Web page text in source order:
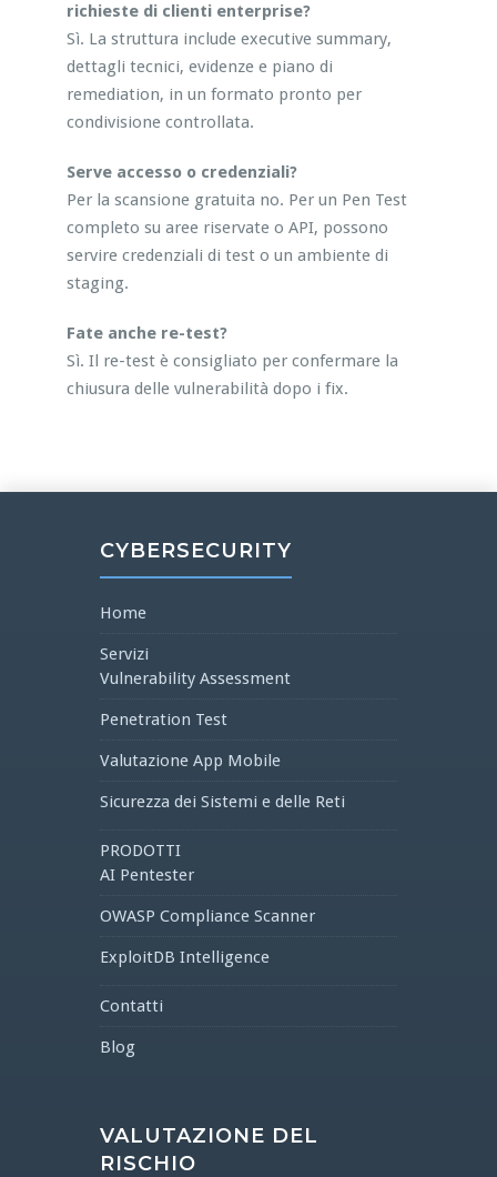
richieste di clienti enterprise?
Sì. La struttura include executive summary,
dettagli tecnici, evidenze e piano di
remediation, in un formato pronto per
condivisione controllata.
Serve accesso o credenziali?
Per la scansione gratuita no. Per un Pen Test
completo su aree riservate o API, possono
servire credenziali di test o un ambiente di
staging.
Fate anche re-test?
Sì. Il re-test è consigliato per confermare la
chiusura delle vulnerabilità dopo i fix.
CYBERSECURITY
Home
Servizi
Vulnerability Assessment
Penetration Test
Valutazione App Mobile
Sicurezza dei Sistemi e delle Reti
PRODOTTI
AI Pentester
OWASP Compliance Scanner
ExploitDB Intelligence
Contatti
Blog
VALUTAZIONE DEL
RISCHIO